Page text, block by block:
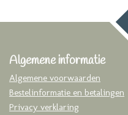
Algemene informatie
Algemene voorwaarden
Bestelinformatie en betalingen
Privacy verklaring